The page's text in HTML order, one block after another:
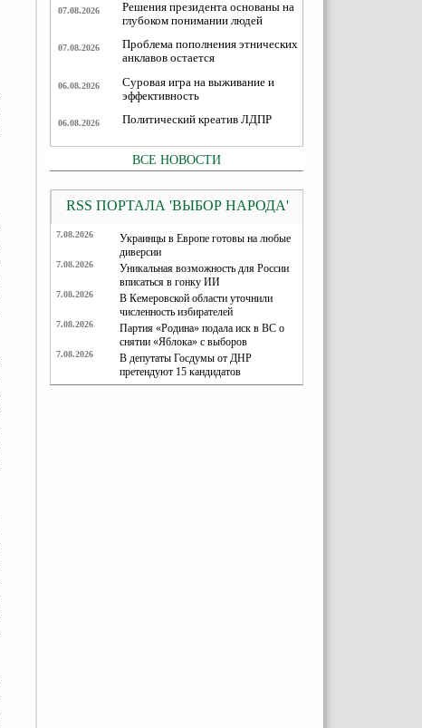
07.08.2026
Решения президента основаны на
глубоком понимании людей
07.08.2026
Проблема пополнения этнических
анклавов остается
06.08.2026
Суровая игра на выживание и
эффективность
06.08.2026 Политический креатив ЛДПР
ВСЕ НОВОСТИ
RSS ПОРТАЛА 'ВЫБОР НАРОДА'
7.08.2026
Украинцы в Европе готовы на любые
диверсии
7.08.2026
Уникальная возможность для России
вписаться в гонку ИИ
7.08.2026
В Кемеровской области уточнили
численность избирателей
7.08.2026
Партия «Родина» подала иск в ВС о
снятии «Яблока» с выборов
7.08.2026
В депутаты Госдумы от ДНР
претендуют 15 кандидатов